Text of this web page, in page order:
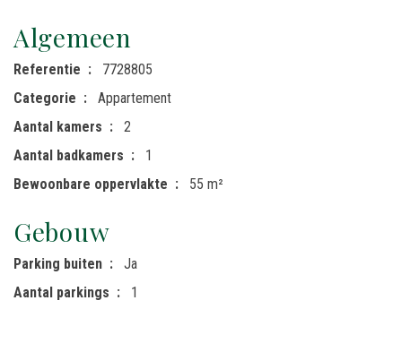
Algemeen
Referentie
7728805
Categorie
Appartement
Aantal kamers
2
Aantal badkamers
1
Bewoonbare oppervlakte
55 m²
Gebouw
Parking buiten
Ja
Aantal parkings
1